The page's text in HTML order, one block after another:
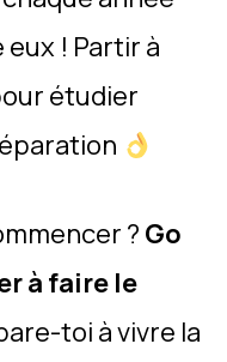
! Partir à
étudier
? Go
à faire le
toi à vivre la